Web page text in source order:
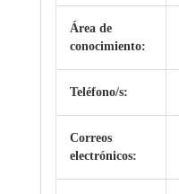
Área de
conocimiento:
Teléfono/s:
Correos
electrónicos: